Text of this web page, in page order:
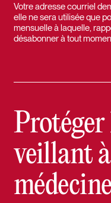
Votre adresse courriel
elle ne sera utilisée que
mensuelle à laquelle,
désabonner à tout
Protéger
veillant